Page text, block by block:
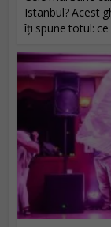
Istanbul? Acest
îți spune totul: ce